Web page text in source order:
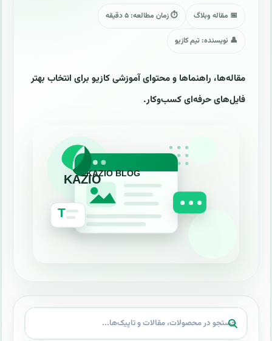
📅 مقاله وبلاگ ⏱ زمان مطالعه: ۵ دقیقه
👤 نویسنده: تیم کازیو
مقاله‌ها، راهنماها و محتوای آموزشی کازیو برای انتخاب بهتر
فایل‌های حرفه‌ای کسب‌وکار.